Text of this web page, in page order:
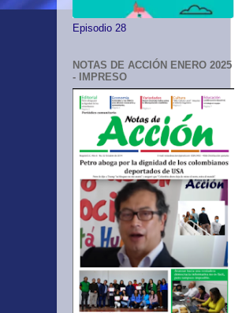
Episodio 28
NOTAS DE ACCIÓN ENERO 2025
- IMPRESO